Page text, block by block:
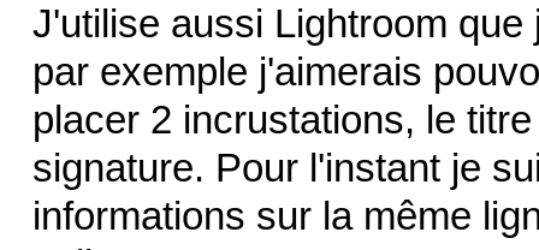
J'utilise aussi Lightroom
par exemple j'aimerais
placer 2 incrustations, le
signature. Pour l'instant je
informations sur la même